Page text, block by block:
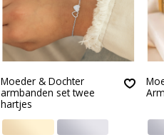
Moeder & Dochter
armbanden set twee
hartjes